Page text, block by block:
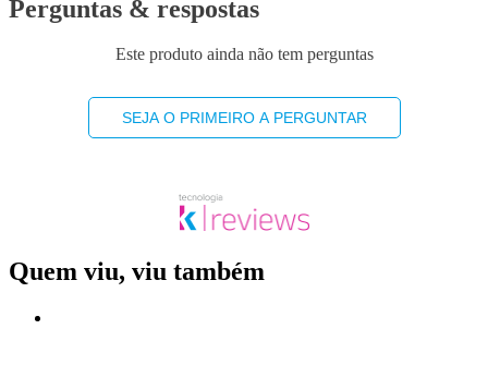
Perguntas & respostas
Este produto ainda não tem perguntas
SEJA O PRIMEIRO A PERGUNTAR
Quem viu, viu também